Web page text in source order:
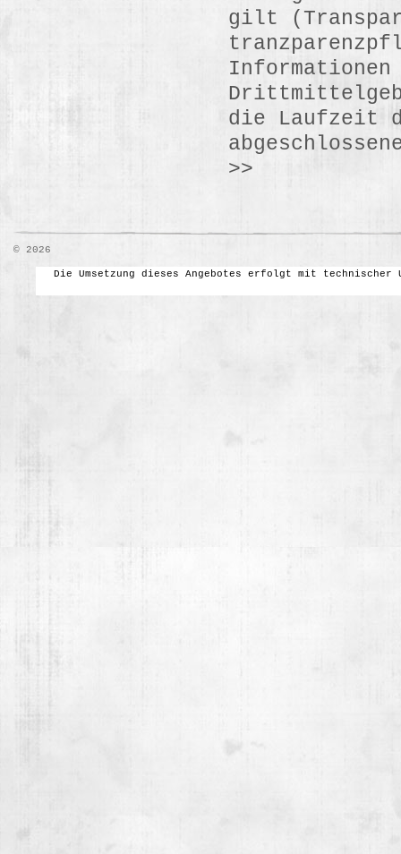
gilt
Informationen
die Laufzeit
>>
© 2026
Die Umsetzung dieses Angebotes erfolgt mit technischer